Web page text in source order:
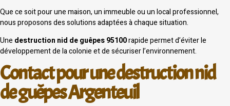
Que ce soit pour une maison, un immeuble ou un local professionnel,
nous proposons des solutions adaptées à chaque situation.
Une destruction nid de guêpes 95100rapide permet d’éviter le
développement de la colonie et de sécuriser l’environnement.
Contact pour une destruction nid
de guêpes Argenteuil